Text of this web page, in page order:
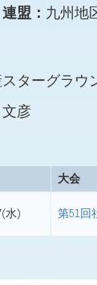
盟： 九州地
スターグラウ
彦
大会
水) 第51回